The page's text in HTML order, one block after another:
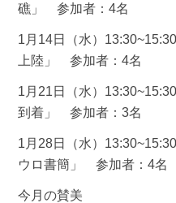
礁」 参加者：4名
1月14日（水）
上陸」 参加者：4名
1月21日（水）
到着」 参加者：3名
1月28日（水）
ウロ書簡」 参加者：4名
今月の賛美